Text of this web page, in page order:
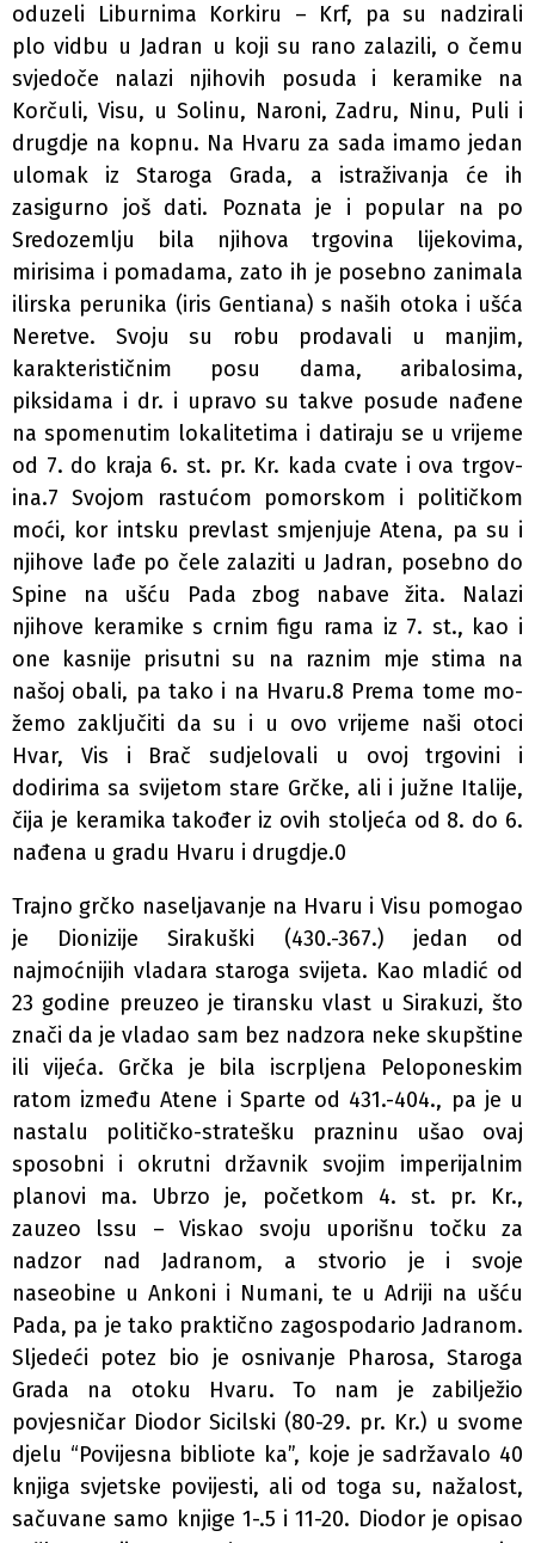
oduzeli Liburnima Korkiru – Krf, pa su nadzirali
plo­ vidbu u Jadran u koji su rano zalazili, o čemu
svjedoče nalazi njihovih posuda i keramike na
Korčuli, Visu, u Solinu, Naroni, Zadru, Ninu, Puli i
drugdje na kopnu. Na Hvaru za sada imamo jedan
ulomak iz Staroga Grada, a istraživanja će ih
zasigurno još dati. Poznata je i popular­ na po
Sredozemlju bila njihova trgovina lijekovima,
mirisima i pomadama, zato ih je posebno zanimala
ilirska perunika (iris Gentiana) s naših otoka i ušća
Neretve. Svoju su robu prodavali u manjim,
karakterističnim posu­ dama, aribalosima,
piksidama i dr. i upravo su takve posude nađene
na spomenutim lokalitetima i datiraju se u vrijeme
od 7. do kraja 6. st. pr. Kr. kada cvate i ova trgov­
ina.7 Svojom rastućom pomorskom i političkom
moći, kor­ intsku prevlast smjenjuje Atena, pa su i
njihove lađe po­ čele zalaziti u Jadran, posebno do
Spine na ušću Pada zbog nabave žita. Nalazi
njihove keramike s crnim figu­ rama iz 7. st., kao i
one kasnije prisutni su na raznim mje­ stima na
našoj obali, pa tako i na Hvaru.8 Prema tome mo­
žemo zaključiti da su i u ovo vrijeme naši otoci
Hvar, Vis i Brač sudjelovali u ovoj trgovini i
dodirima sa svijetom stare Grčke, ali i južne Italije,
čija je keramika također iz ovih stoljeća od 8. do 6.
nađena u gradu Hvaru i drugdje.0
Trajno grčko naseljavanje na Hvaru i Visu pomogao
je Dionizije Sirakuški (430.-367.) jedan od
najmoćnijih vladara staroga svijeta. Kao mladić od
23 godine preuzeo je tiransku vlast u Sirakuzi, što
znači da je vladao sam bez nadzora neke skupštine
ili vijeća. Grčka je bila iscrpljena Peloponeskim
ratom između Atene i Sparte od 431.-404., pa je u
nastalu političko-stratešku prazninu ušao ovaj
sposobni i okrutni državnik svojim imperijalnim
planovi­ ma. Ubrzo je, početkom 4. st. pr. Kr.,
zauzeo lssu – Viskao svoju uporišnu točku za
nadzor nad Jadranom, a stvorio je i svoje
naseobine u Ankoni i Numani, te u Adriji na ušću
Pada, pa je tako praktično zagospodario Jadranom.
Sljedeći potez bio je osnivanje Pharosa, Staroga
Grada na otoku Hvaru. To nam je zabilježio
povjesničar Diodor Sicilski (80-29. pr. Kr.) u svome
djelu “Povijesna bibliote­ ka”, koje je sadržavalo 40
knjiga svjetske povijesti, ali od toga su, nažalost,
sačuvane samo knjige 1-.5 i 11-20. Diodor je opisao